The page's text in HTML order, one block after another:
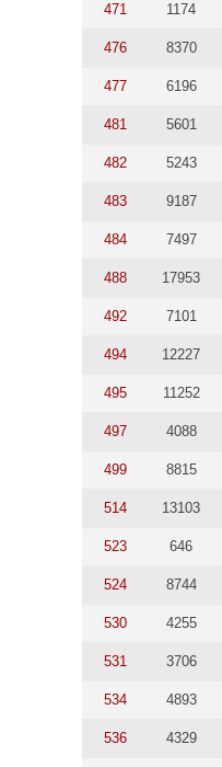
471 1174
476 8370
477 6196
481 5601
482 5243
483 9187
484 7497
488 17953
492 7101
494 12227
495 11252
497 4088
499 8815
514 13103
523 646
524 8744
530 4255
531 3706
534 4893
536 4329